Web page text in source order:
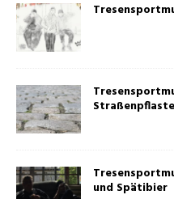
und Spätibier